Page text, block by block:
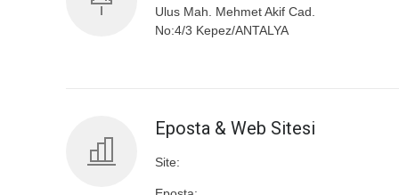
Ulus Mah. Mehmet Akif Cad.
No:4/3 Kepez/ANTALYA
Eposta & Web Sitesi
Site: